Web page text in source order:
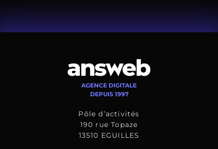
AGENCE DIGITALE
DEPUIS 1997
Pôle d’activités
190 rue Topaze
13510 EGUILLES